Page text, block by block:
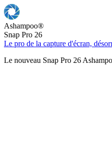
Ashampoo®
Snap Pro 26
Le pro de la capture d'écran,
Le nouveau Snap Pro 26